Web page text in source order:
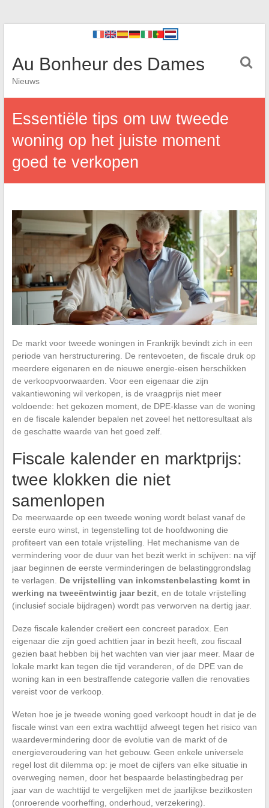
Au Bonheur des Dames
Nieuws
Essentiële tips om uw tweede
woning op het juiste moment
goed te verkopen
De markt voor tweede woningen in Frankrijk bevindt zich in een
periode van herstructurering. De rentevoeten, de fiscale druk op
meerdere eigenaren en de nieuwe energie-eisen herschikken
de verkoopvoorwaarden. Voor een eigenaar die zijn
vakantiewoning wil verkopen, is de vraagprijs niet meer
voldoende: het gekozen moment, de DPE-klasse van de woning
en de fiscale kalender bepalen net zoveel het nettoresultaat als
de geschatte waarde van het goed zelf.
Fiscale kalender en marktprijs:
twee klokken die niet
samenlopen
De meerwaarde op een tweede woning wordt belast vanaf de
eerste euro winst, in tegenstelling tot de hoofdwoning die
profiteert van een totale vrijstelling. Het mechanisme van de
vermindering voor de duur van het bezit werkt in schijven: na vijf
jaar beginnen de eerste verminderingen de belastinggrondslag
te verlagen. De vrijstelling van inkomstenbelasting komt in
werking na tweeëntwintig jaar bezit, en de totale vrijstelling
(inclusief sociale bijdragen) wordt pas verworven na dertig jaar.
Deze fiscale kalender creëert een concreet paradox. Een
eigenaar die zijn goed achttien jaar in bezit heeft, zou fiscaal
gezien baat hebben bij het wachten van vier jaar meer. Maar de
lokale markt kan tegen die tijd veranderen, of de DPE van de
woning kan in een bestraffende categorie vallen die renovaties
vereist voor de verkoop.
Weten hoe je je tweede woning goed verkoopt houdt in dat je de
fiscale winst van een extra wachttijd afweegt tegen het risico van
waardevermindering door de evolutie van de markt of de
energieveroudering van het gebouw. Geen enkele universele
regel lost dit dilemma op: je moet de cijfers van elke situatie in
overweging nemen, door het bespaarde belastingbedrag per
jaar van de wachttijd te vergelijken met de jaarlijkse bezitkosten
(onroerende voorheffing, onderhoud, verzekering).